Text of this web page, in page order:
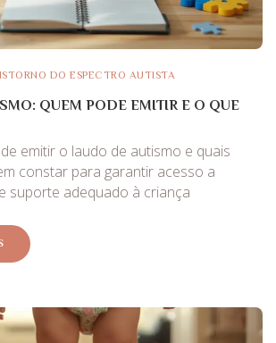
DO ESPECTRO AUTISTA
QUEM PODE EMITIR E O QUE
emitir o laudo de autismo e quais
constar para garantir acesso a
suporte adequado à criança